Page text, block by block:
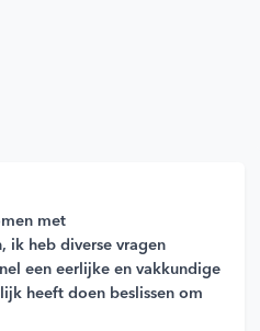
met
ik heb diverse vragen
een eerlijke en vakkundige
heeft doen beslissen om